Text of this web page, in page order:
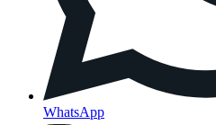
WhatsApp